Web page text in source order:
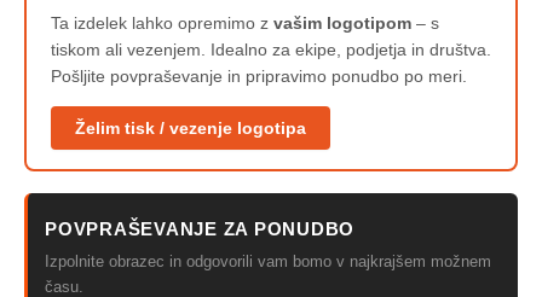
Ta izdelek lahko opremimo z vašim logotipom – s
tiskom ali vezenjem. Idealno za ekipe, podjetja in društva.
Pošljite povpraševanje in pripravimo ponudbo po meri.
Želim tisk / vezenje logotipa
POVPRAŠEVANJE ZA PONUDBO
Izpolnite obrazec in odgovorili vam bomo v najkrajšem možnem
času.